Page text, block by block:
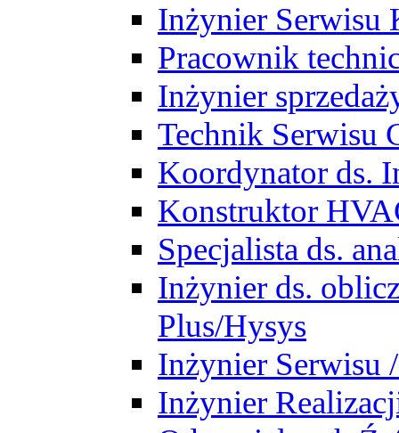
Inżynier Serwisu
Pracownik
Inżynier
Technik Serwisu
Koordynator ds.
Konstruktor
Specjalista ds.
Inżynier ds.
Plus/Hysys
Inżynier Serwisu
Inżynier